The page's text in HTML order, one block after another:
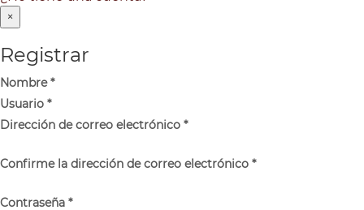
×
Registrar
Nombre*
Usuario *
Dirección de correo electrónico *
Confirme la dirección de correo electrónico *
Contraseña *